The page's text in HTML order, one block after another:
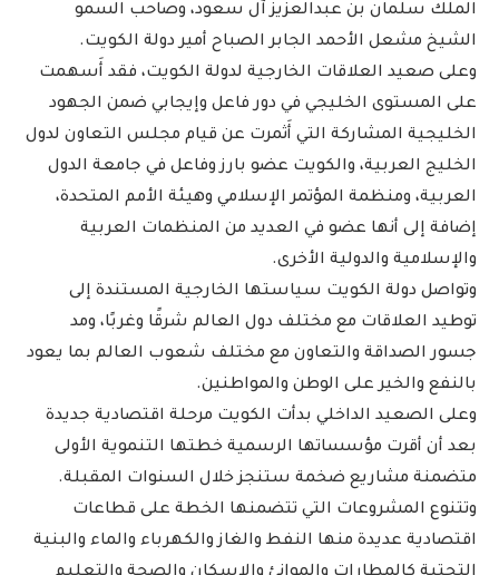
الملك سلمان بن عبدالعزيز آل سعود، وصاحب السمو
الشيخ مشعل الأحمد الجابر الصباح أمير دولة الكويت.
وعلى صعيد العلاقات الخارجية لدولة الكويت، فقد أَسهمت
على المستوى الخليجي في دور فاعل وإيجابي ضمن الجهود
الخليجية المشاركة التي أَثمرت عن قيام مجلس التعاون لدول
الخليج العربية، والكويت عضو بارز وفاعل في جامعة الدول
العربية، ومنظمة المؤتمر الإسلامي وهيئة الأمم المتحدة،
إضافة إلى أنها عضو في العديد من المنظمات العربية
والإسلامية والدولية الأخرى.
وتواصل دولة الكويت سياستها الخارجية المستندة إلى
توطيد العلاقات مع مختلف دول العالم شرقًا وغربًا، ومد
جسور الصداقة والتعاون مع مختلف شعوب العالم بما يعود
بالنفع والخير على الوطن والمواطنين.
وعلى الصعيد الداخلي بدأت الكويت مرحلة اقتصادية جديدة
بعد أن أقرت مؤسساتها الرسمية خطتها التنموية الأولى
متضمنة مشاريع ضخمة ستنجز خلال السنوات المقبلة.
وتتنوع المشروعات التي تتضمنها الخطة على قطاعات
اقتصادية عديدة منها النفط والغاز والكهرباء والماء والبنية